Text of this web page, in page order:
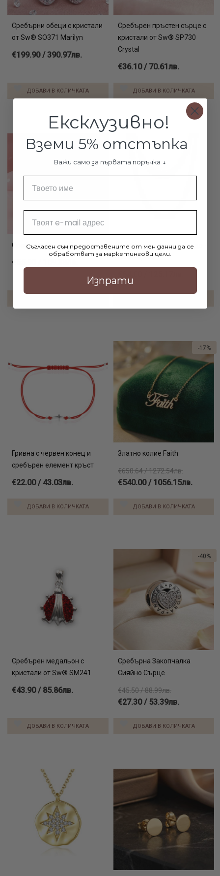
Сребърни обеци с кристали
от Sw® SO371 Marilyn
€199.90 / 390.97лв.
ДОБАВИ В КОЛИЧКАТА
Сребърен пръстен сърце с
кристали от Sw® SP730
Crystal
€36.10 / 70.61лв.
ДОБАВИ В КОЛИЧКАТА
Сребърни Обеци Olympia
€55.90 / 109.33лв.
Сребърен синджир Тондо -
патиниран
Гривна с червен конец и
сребърен елемент кръст
€22.00 / 43.03лв.
ДОБАВИ В КОЛИЧКАТА
Златно колие Faith
€650.64 / 1272.54лв.
€540.00 / 1056.15лв.
ДОБАВИ В КОЛИЧКАТА
-17%
Сребърен медальон с
кристали от Sw® SM241
€43.90 / 85.86лв.
ДОБАВИ В КОЛИЧКАТА
Сребърна Закопчалка
Сияйно Сърце
€45.50 / 88.99лв.
€27.30 / 53.39лв.
ДОБАВИ В КОЛИЧКАТА
-40%
Ексклузивно!
Вземи 5% отстъпка
Важи само за първата поръчка ↓
Съгласен съм предоставените от мен данни да се
обработват за маркетингови цели.
Изпрати